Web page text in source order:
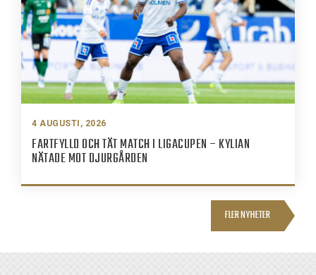
4 AUGUSTI, 2026
FARTFYLLD OCH TÄT MATCH I LIGACUPEN – KYLIAN
NÄTADE MOT DJURGÅRDEN
FLER NYHETER